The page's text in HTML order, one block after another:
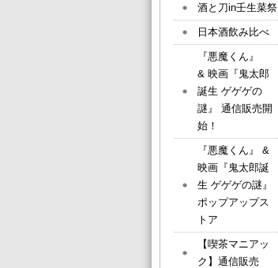
酒と刀in壬生菜祭
日本酒飲み比べ
『悪魔くん』
& 映画『鬼太郎
誕生 ゲゲゲの
謎』 通信販売開
始！
『悪魔くん』 &
映画『鬼太郎誕
生 ゲゲゲの謎』
ポップアップス
トア
【喫茶マニアッ
ク】通信販売